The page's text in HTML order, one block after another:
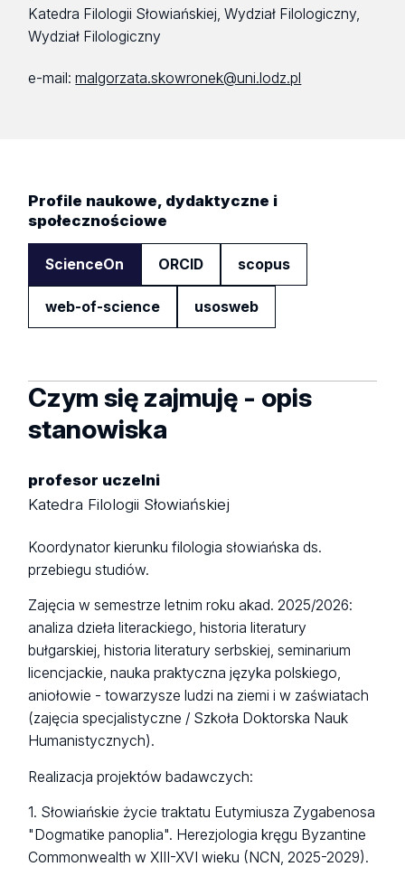
Katedra Filologii Słowiańskiej, Wydział Filologiczny,
Wydział Filologiczny
e-mail:malgorzata.skowronek@uni.lodz.pl
Profile naukowe, dydaktyczne i
społecznościowe
ScienceOn ORCID scopus
web-of-science usosweb
Czym się zajmuję - opis
stanowiska
profesor uczelni
Katedra Filologii Słowiańskiej
Koordynator kierunku filologia słowiańska ds.
przebiegu studiów.
Zajęcia w semestrze letnim roku akad. 2025/2026:
analiza dzieła literackiego, historia literatury
bułgarskiej, historia literatury serbskiej, seminarium
licencjackie, nauka praktyczna języka polskiego,
aniołowie - towarzysze ludzi na ziemi i w zaświatach
(zajęcia specjalistyczne / Szkoła Doktorska Nauk
Humanistycznych).
Realizacja projektów badawczych:
1. Słowiańskie życie traktatu Eutymiusza Zygabenosa
"Dogmatike panoplia". Herezjologia kręgu Byzantine
Commonwealth w XIII-XVI wieku (NCN, 2025-2029).